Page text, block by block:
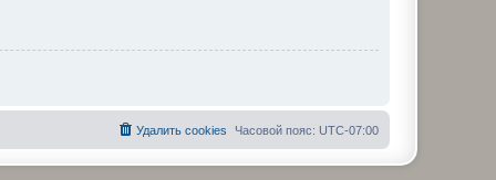
Часовой пояс: UTC-07:00
Удалить cookies